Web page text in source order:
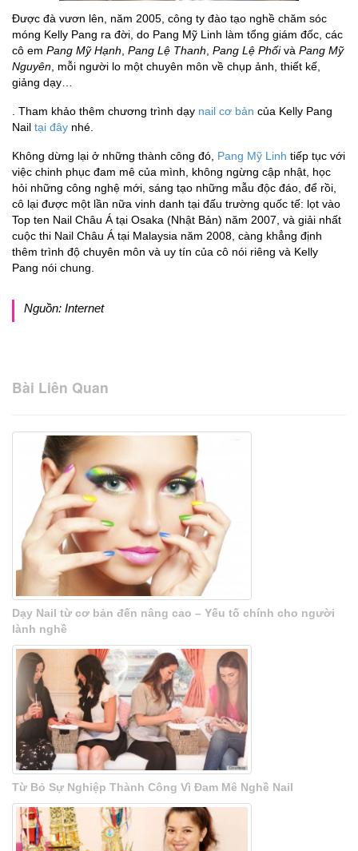
Được đà vươn lên, năm 2005, công ty đào tạo nghề chăm sóc
móng Kelly Pang ra đời, do Pang Mỹ Linh làm tổng giám đốc, các
cô em Pang Mỹ Hạnh Pang Lệ Thanh Pang Lệ Phốivà Pang Mỹ
Nguyên , mỗi người lo một chuyên môn về chụp ảnh, thiết kế,
giảng dạy…
. Tham khảo thêm chương trình dạy nail cơ bản của Kelly Pang
Nail tại đây nhé.
Không dừng lại ở những thành công đó, Pang Mỹ Linh tiếp tục với
việc chinh phục đam mê của mình, không ngừng cập nhật, học
hỏi những công nghệ mới, sáng tạo những mẫu độc đáo, để rồi,
cô lại được một lần nữa vinh danh tại đấu trường quốc tế: lọt vào
Top ten Nail Châu Á tại Osaka (Nhật Bản) năm 2007, và giải nhất
cuộc thi Nail Châu Á tại Malaysia năm 2008, càng khẳng định
thêm trình độ chuyên môn và uy tín của cô nói riêng và Kelly
Pang nói chung.
Nguồn: Internet
Bài Liên Quan
Dạy Nail từ cơ bản đến nâng cao – Yếu tố chính cho người
lành nghề
Từ Bỏ Sự Nghiệp Thành Công Vì Đam Mê Nghề Nail